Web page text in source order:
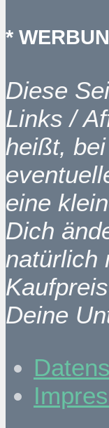
*
Diese
Links /
heißt,
eine
Dich
natürlich
Deine